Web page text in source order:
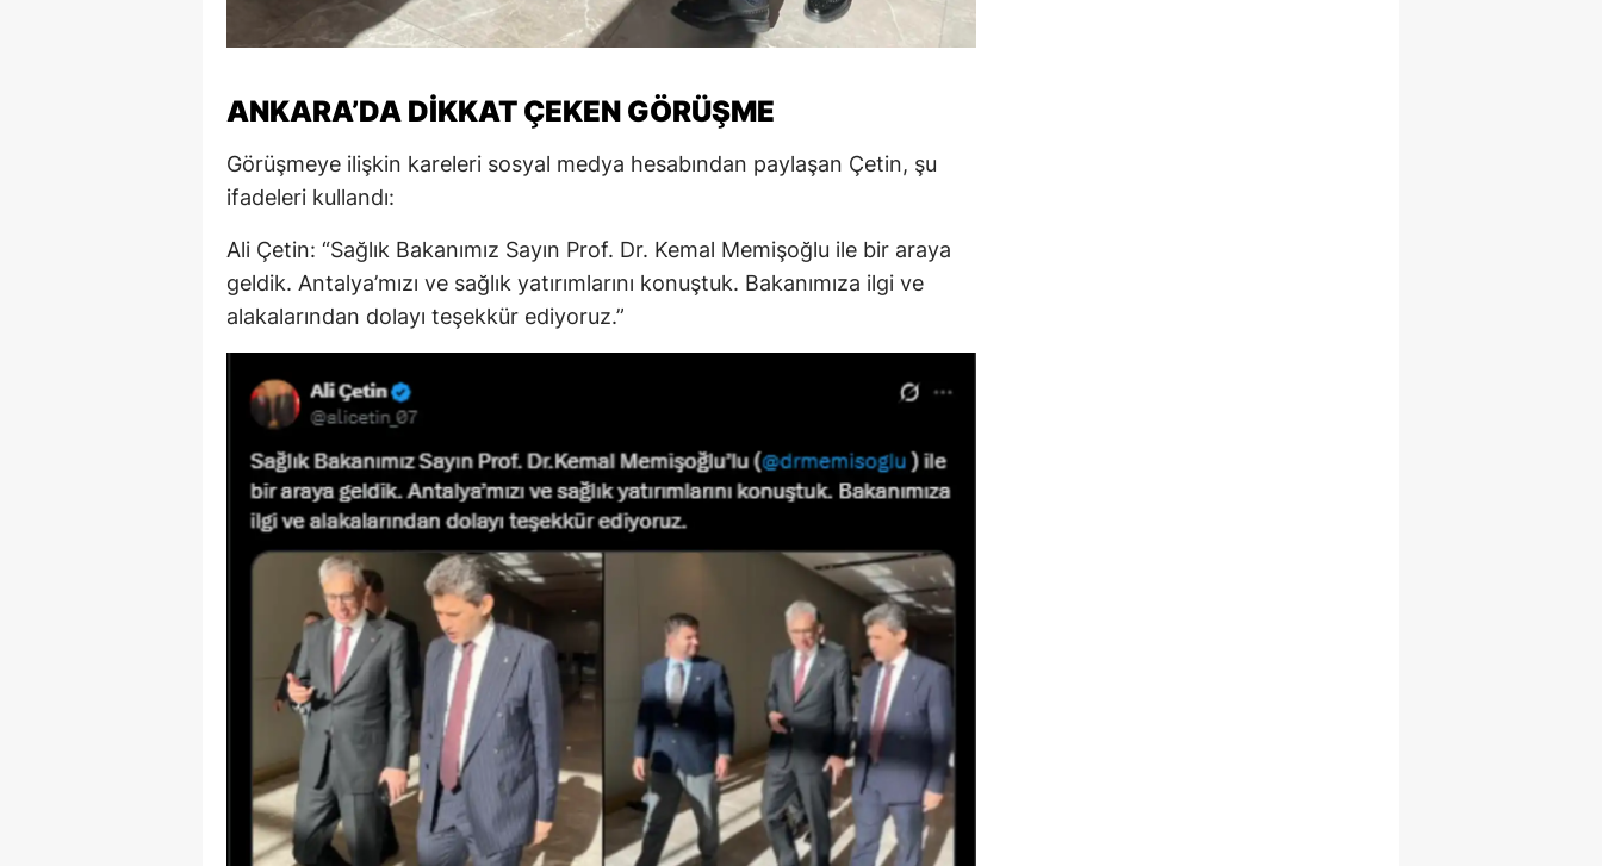
ANKARA’DA DİKKAT ÇEKEN GÖRÜŞME
Görüşmeye ilişkin kareleri sosyal medya hesabından paylaşan Çetin, şu
ifadeleri kullandı:
Ali Çetin: “Sağlık Bakanımız Sayın Prof. Dr. Kemal Memişoğlu ile bir araya
geldik. Antalya’mızı ve sağlık yatırımlarını konuştuk. Bakanımıza ilgi ve
alakalarından dolayı teşekkür ediyoruz.”